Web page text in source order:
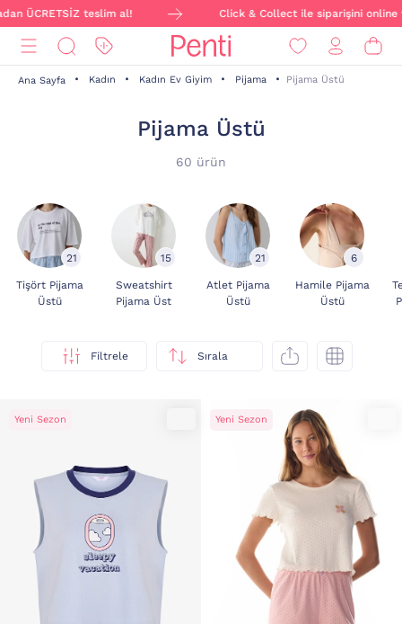
teslim al! Click & Collect ile siparişini online ver,
Ana Sayfa Kadın Kadın Ev Giyim Pijama Pijama Üstü
Pijama Üstü
60 ürün
21
Tişört Pijama
Üstü
15
Sweatshirt
Pijama Üst
21
Atlet Pijama
Üstü
6
Hamile Pijama
Üstü
Filtrele Sırala
Yeni Sezon Yeni Sezon